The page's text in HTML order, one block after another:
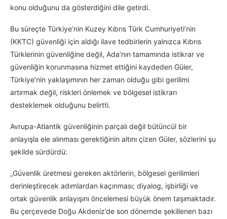
konu olduğunu da gösterdiğini dile getirdi.
Bu süreçte Türkiye’nin Kuzey Kıbrıs Türk Cumhuriyeti’nin
(KKTC) güvenliği için aldığı ilave tedbirlerin yalnızca Kıbrıs
Türklerinin güvenliğine değil, Ada’nın tamamında istikrar ve
güvenliğin korunmasına hizmet ettiğini kaydeden Güler,
Türkiye’nin yaklaşımının her zaman olduğu gibi gerilimi
artırmak değil, riskleri önlemek ve bölgesel istikrarı
desteklemek olduğunu belirtti.
Avrupa-Atlantik güvenliğinin parçalı değil bütüncül bir
anlayışla ele alınması gerektiğinin altını çizen Güler, sözlerini şu
şekilde sürdürdü:
„Güvenlik üretmesi gereken aktörlerin, bölgesel gerilimleri
derinleştirecek adımlardan kaçınması; diyalog, işbirliği ve
ortak güvenlik anlayışını öncelemesi büyük önem taşımaktadır.
Bu çerçevede Doğu Akdeniz’de son dönemde şekillenen bazı